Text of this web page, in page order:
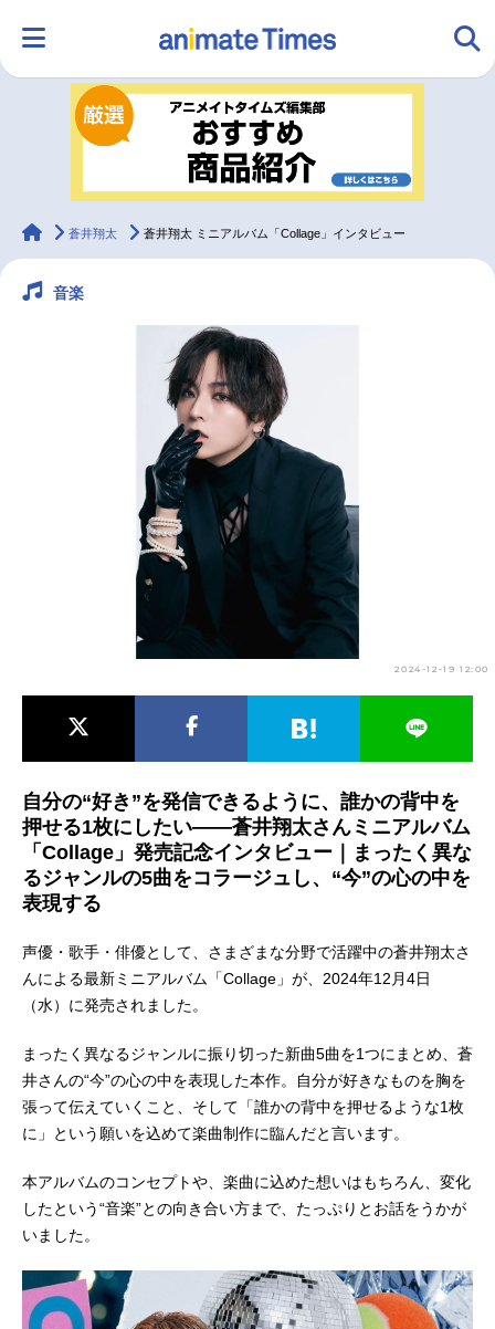
ランキング アニメ
ラジオ
配信・Vtuber トレンド
声優記事一覧
実写化映画一覧
今期アニメ曜日別一覧
夏アニメ
男性声優/女性声優一覧
animateTimes
蒼井翔太 蒼井翔太 ミニアルバム「Collage」インタビュー
音楽
2024-12-19 12:00
自分の“好き”を発信できるように、誰かの背中を
押せる1枚にしたい――蒼井翔太さんミニアルバム
「Collage」発売記念インタビュー｜まったく異な
るジャンルの5曲をコラージュし、“今”の心の中を
表現する
声優・歌手・俳優として、さまざまな分野で活躍中の蒼井翔太さ
んによる最新ミニアルバム「Collage」が、2024年12月4日
（水）に発売されました。
まったく異なるジャンルに振り切った新曲5曲を1つにまとめ、蒼
井さんの“今”の心の中を表現した本作。自分が好きなものを胸を
張って伝えていくこと、そして「誰かの背中を押せるような1枚
に」という願いを込めて楽曲制作に臨んだと言います。
本アルバムのコンセプトや、楽曲に込めた想いはもちろん、変化
したという“音楽”との向き合い方まで、たっぷりとお話をうかが
いました。